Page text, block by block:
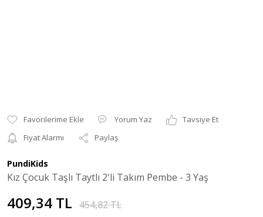
Yorum Yaz
Tavsiye Et
Fiyat Alarmı
Paylaş
PundiKids
Kız Çocuk Taşlı Taytlı 2'li Takım Pembe - 3 Yaş
409,34 TL 454,82 TL